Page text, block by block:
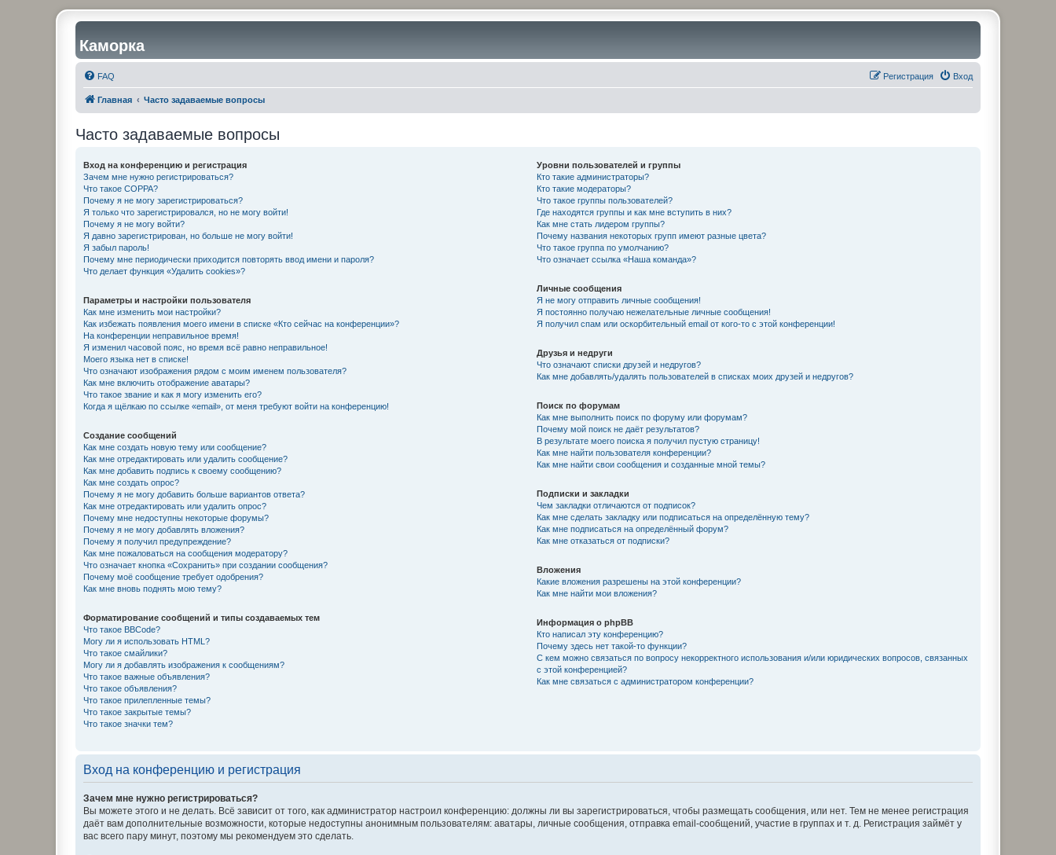
Каморка
FAQ Вход
Регистрация
Главная Часто задаваемые вопросы
Часто задаваемые вопросы
Вход на конференцию и регистрация
Зачем мне нужно регистрироваться?
Что такое COPPA?
Почему я не могу зарегистрироваться?
Я только что зарегистрировался, но не могу войти!
Почему я не могу войти?
Я давно зарегистрирован, но больше не могу войти!
Я забыл пароль!
Почему мне периодически приходится повторять ввод имени и пароля?
Что делает функция «Удалить cookies»?
Параметры и настройки пользователя
Как мне изменить мои настройки?
Как избежать появления моего имени в списке «Кто сейчас на конференции»?
На конференции неправильное время!
Я изменил часовой пояс, но время всё равно неправильное!
Моего языка нет в списке!
Что означают изображения рядом с моим именем пользователя?
Как мне включить отображение аватары?
Что такое звание и как я могу изменить его?
Когда я щёлкаю по ссылке «email», от меня требуют войти на конференцию!
Создание сообщений
Как мне создать новую тему или сообщение?
Как мне отредактировать или удалить сообщение?
Как мне добавить подпись к своему сообщению?
Как мне создать опрос?
Почему я не могу добавить больше вариантов ответа?
Как мне отредактировать или удалить опрос?
Почему мне недоступны некоторые форумы?
Почему я не могу добавлять вложения?
Почему я получил предупреждение?
Как мне пожаловаться на сообщения модератору?
Что означает кнопка «Сохранить» при создании сообщения?
Почему моё сообщение требует одобрения?
Как мне вновь поднять мою тему?
Форматирование сообщений и типы создаваемых тем
Что такое BBCode?
Могу ли я использовать HTML?
Что такое смайлики?
Могу ли я добавлять изображения к сообщениям?
Что такое важные объявления?
Что такое объявления?
Что такое прилепленные темы?
Что такое закрытые темы?
Что такое значки тем?
Уровни пользователей и группы
Кто такие администраторы?
Кто такие модераторы?
Что такое группы пользователей?
Где находятся группы и как мне вступить в них?
Как мне стать лидером группы?
Почему названия некоторых групп имеют разные цвета?
Что такое группа по умолчанию?
Что означает ссылка «Наша команда»?
Личные сообщения
Я не могу отправить личные сообщения!
Я постоянно получаю нежелательные личные сообщения!
Я получил спам или оскорбительный email от кого-то с этой конференции!
Друзья и недруги
Что означают списки друзей и недругов?
Как мне добавлять/удалять пользователей в списках моих друзей и недругов?
Поиск по форумам
Как мне выполнить поиск по форуму или форумам?
Почему мой поиск не даёт результатов?
В результате моего поиска я получил пустую страницу!
Как мне найти пользователя конференции?
Как мне найти свои сообщения и созданные мной темы?
Подписки и закладки
Чем закладки отличаются от подписок?
Как мне сделать закладку или подписаться на определённую тему?
Как мне подписаться на определённый форум?
Как мне отказаться от подписки?
Вложения
Какие вложения разрешены на этой конференции?
Как мне найти мои вложения?
Информация о phpBB
Кто написал эту конференцию?
Почему здесь нет такой-то функции?
С кем можно связаться по вопросу некорректного использования и/или юридических вопросов, связанных
с этой конференцией?
Как мне связаться с администратором конференции?
Вход на конференцию и регистрация
Зачем мне нужно регистрироваться?
Вы можете этого и не делать. Всё зависит от того, как администратор настроил конференцию: должны ли вы зарегистрироваться, чтобы размещать сообщения, или нет. Тем не менее регистрация
даёт вам дополнительные возможности, которые недоступны анонимным пользователям: аватары, личные сообщения, отправка email-сообщений, участие в группах и т. д. Регистрация займёт у
вас всего пару минут, поэтому мы рекомендуем это сделать.